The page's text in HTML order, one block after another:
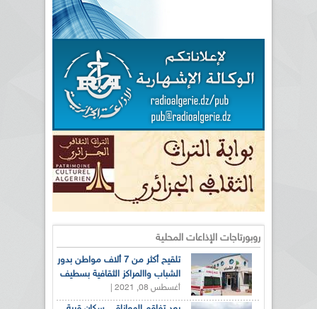
روبورتاجات الإذاعات المحلية
تلقيح أكثر من 7 ألاف مواطن بدور
الشباب واالمراكز الثقافية بسطيف
أغسطس 08, 2021 |